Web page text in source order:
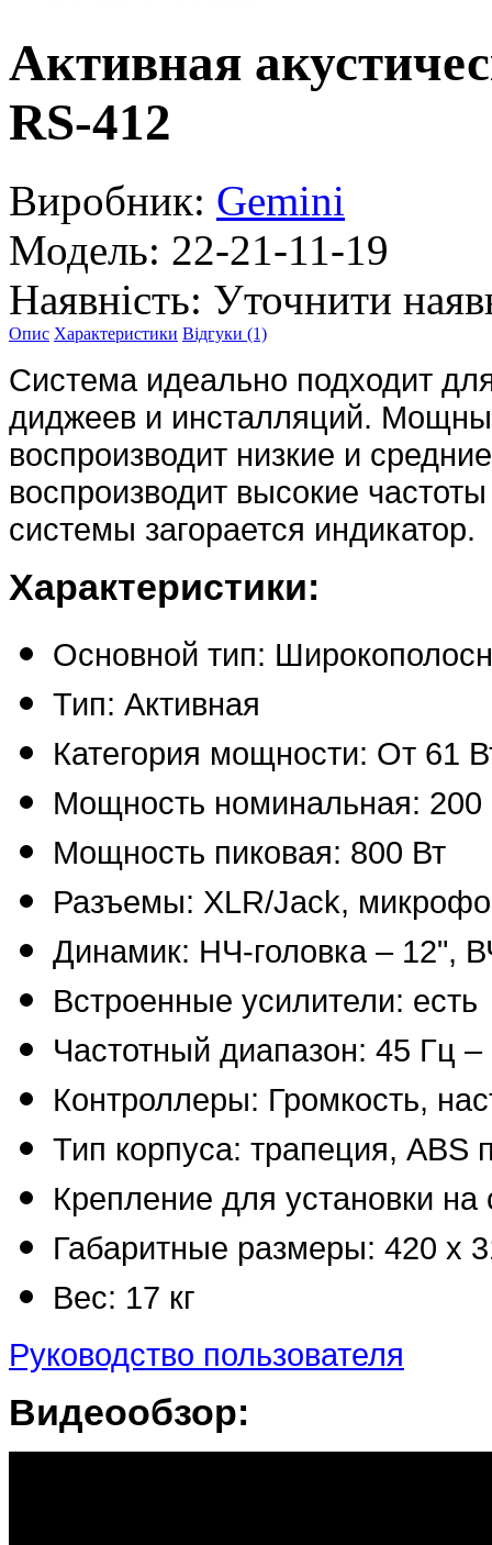
Активная
RS-412
Виробник: Gemini
Модель: 22-21-11-19
Наявність: Уточнити
Опис Характеристики Відгуки (1)
Система идеально подходит
диджеев и инсталляций.
воспроизводит низкие и
воспроизводит высокие
системы загорается индикатор.
Характеристики:
Основной тип:
Тип: Активная
Категория мощности: От 61
Мощность номинальная: 200
Мощность пиковая: 800 Вт
Разъемы: XLR/Jack,
Динамик: НЧ-головка – 12",
Встроенные усилители: есть
Частотный диапазон: 45 Гц –
Контроллеры: Громкость,
Тип корпуса: трапеция, ABS
Крепление для установки на
Габаритные размеры: 420 х
Вес: 17 кг
Руководство пользователя
Видеообзор: